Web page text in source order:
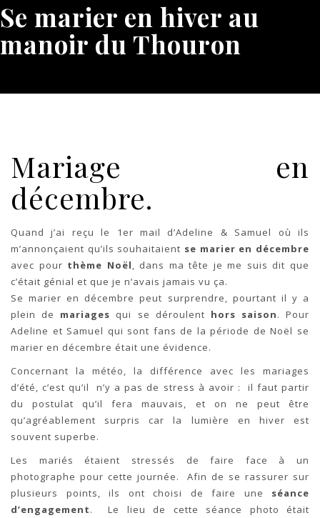
Se marier en hiver au
manoir du Thouron
Mariage en
décembre.
Quand j’ai reçu le 1er mail d’Adeline & Samuel où ils
m’annonçaient qu’ils souhaitaient se marier en décembre
avec pour thème Noël, dans ma tête je me suis dit que
c’était génial et que je n’avais jamais vu ça.
Se marier en décembre peut surprendre, pourtant il y a
plein de mariages qui se déroulent hors saison. Pour
Adeline et Samuel qui sont fans de la période de Noël se
marier en décembre était une évidence.
Concernant la météo, la différence avec les mariages
d’été, c’est qu’il n’y a pas de stress à avoir : il faut partir
du postulat qu’il fera mauvais, et on ne peut être
qu’agréablement surpris car la lumière en hiver est
souvent superbe.
Les mariés étaient stressés de faire face à un
photographe pour cette journée. Afin de se rassurer sur
plusieurs points, ils ont choisi de faire une séance
d’engagement. Le lieu de cette séance photo était